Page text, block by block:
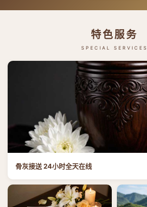
特色服务
SPECIAL SERVICES
骨灰接送 24小时全天在线